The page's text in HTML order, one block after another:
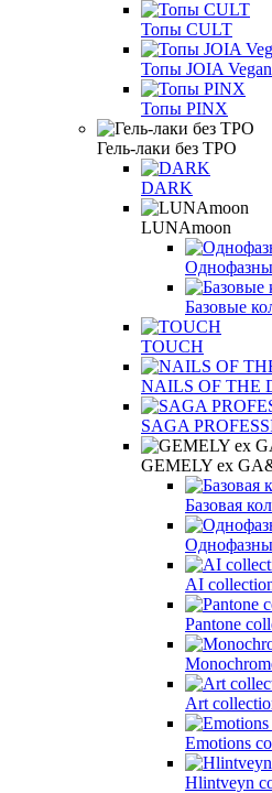
Топы CULT
Топы JOIA Vegan
Топы PINX
Гель-лаки без TPO
DARK
LUNAmoon
Базовые
TOUCH
NAILS OF THE
SAGA
GEMELY ex
Базовая
AI
Pantone
Art
Emotions
Hlintveyn